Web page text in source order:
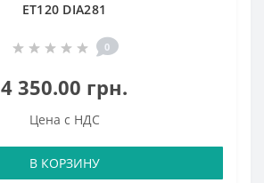
ET120 DIA281
0
4 350.00 грн.
Цена с НДС
В КОРЗИНУ